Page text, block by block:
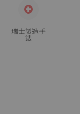
瑞士製造手
錶